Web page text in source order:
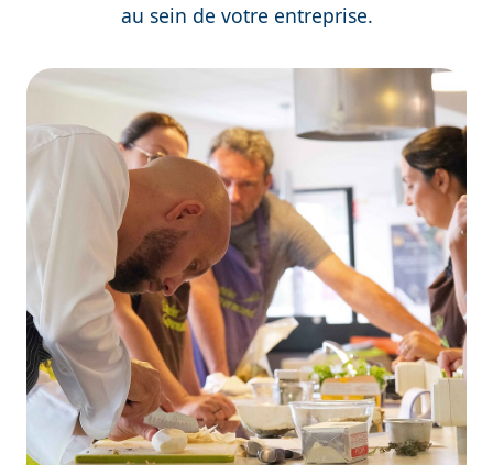
au sein de votre entreprise.